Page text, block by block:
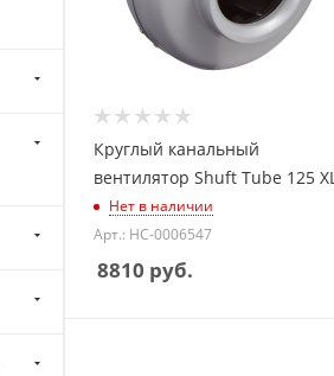
Круглый канальный
вентилятор Shuft Tube 125 XL
Нет в наличии
Арт.: НС-0006547
8810 руб.